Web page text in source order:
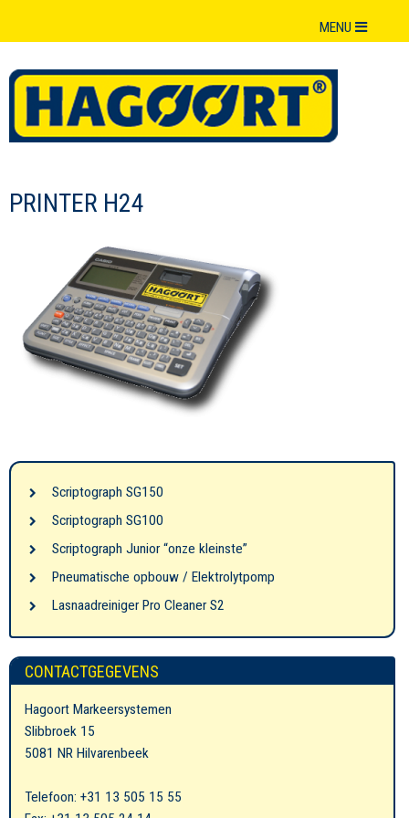
MENU
PRINTER H24
Scriptograph SG150
Scriptograph SG100
Scriptograph Junior “onze kleinste”
Pneumatische opbouw / Elektrolytpomp
Lasnaadreiniger Pro Cleaner S2
CONTACTGEGEVENS
Hagoort Markeersystemen
Slibbroek 15
5081 NR Hilvarenbeek
Telefoon: +31 13 505 15 55